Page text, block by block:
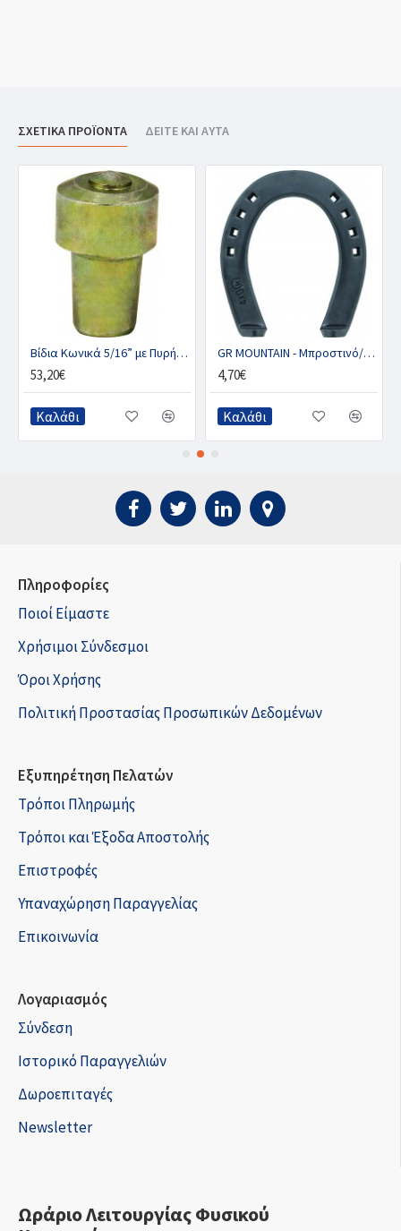
ΣΧΕΤΙΚΑ ΠΡΟΪΟΝΤΑ ΔΕΙΤΕ ΚΑΙ ΑΥΤΑ
Βίδια Κωνικά 5/16” με Πυρήνα Τιτανίου, STROMSHOLM με Στρογγυλό Κεφάλι
53,20€
Καλάθι
GR MOUNTAIN - Μπροστινό/Πισινό χωρίς κλιπ (ζευγ.)
4,70€
Καλάθι
Πληροφορίες
Ποιοί Είμαστε
Χρήσιμοι Σύνδεσμοι
Όροι Χρήσης
Πολιτική Προστασίας Προσωπικών Δεδομένων
Εξυπηρέτηση Πελατών
Τρόποι Πληρωμής
Τρόποι και Έξοδα Αποστολής
Επιστροφές
Υπαναχώρηση Παραγγελίας
Επικοινωνία
Λογαριασμός
Σύνδεση
Ιστορικό Παραγγελιών
Δωροεπιταγές
Newsletter
Ωράριο Λειτουργίας Φυσικού